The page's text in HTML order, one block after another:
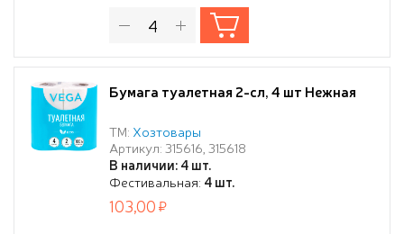
Бумага туалетная 2-сл, 4 шт Нежная
ТМ: Хозтовары
Артикул: 315616, 315618
В наличии: 4 шт.
Фестивальная: 4 шт.
103,00